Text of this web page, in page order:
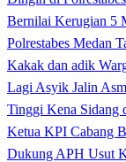
Bernilai Kerugian 5
Polrestabes Medan
Kakak dan adik
Lagi Asyik Jalin
Tinggi Kena Sidang
Ketua KPI Cabang
Dukung APH Usut